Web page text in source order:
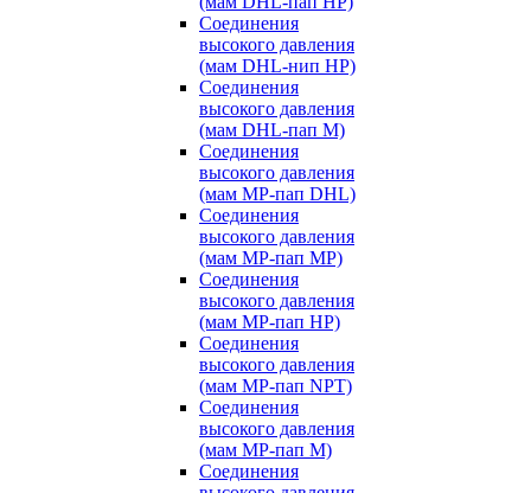
Соединения
высокого давления
(мам DHL-нип HP)
Соединения
высокого давления
(мам DHL-пап M)
Соединения
высокого давления
(мам MP-пап DHL)
Соединения
высокого давления
(мам MP-пап MP)
Соединения
высокого давления
(мам MP-пап HP)
Соединения
высокого давления
(мам MP-пап NPT)
Соединения
высокого давления
(мам MP-пап M)
Соединения